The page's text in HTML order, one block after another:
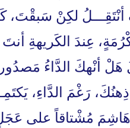
لكِنْ سَبقْتَ،
عِندَ الكَريهةِ
هَلْ أنْهكَ الدَّاءُ
رَغْمَ الدَّاءِ،
مُشْتاقاً على